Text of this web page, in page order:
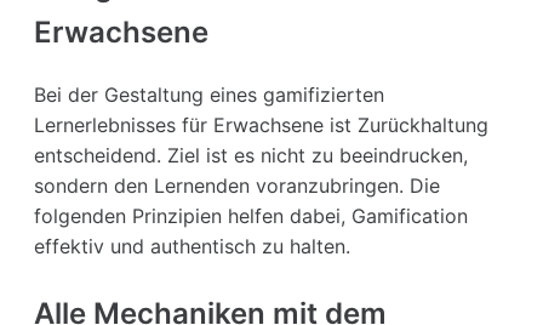
Erwachsene
Bei der Gestaltung eines gamifizierten
Lernerlebnisses für Erwachsene ist Zurückhaltung
entscheidend. Ziel ist es nicht zu beeindrucken,
sondern den Lernenden voranzubringen. Die
folgenden Prinzipien helfen dabei, Gamification
effektiv und authentisch zu halten.
Alle Mechaniken mit dem